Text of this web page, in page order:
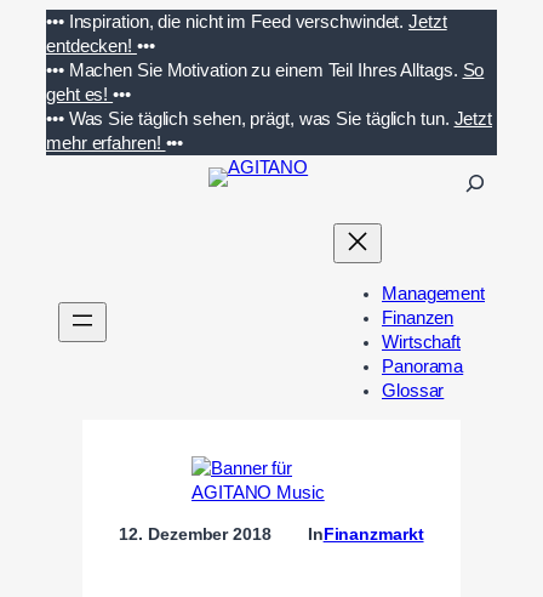
Inhalt
springen
••• Inspiration, die nicht im Feed verschwindet. Jetzt
entdecken! •••
••• Machen Sie Motivation zu einem Teil Ihres Alltags. So
geht es!•••
••• Was Sie täglich sehen, prägt, was Sie täglich tun. Jetzt
mehr erfahren! •••
n
Management
Finanzen
Wirtschaft
Panorama
Glossar
12. Dezember 2018 InFinanzmarkt